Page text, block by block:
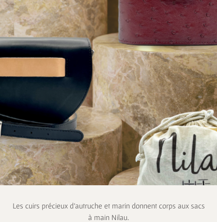
Les cuirs précieux d’autruche et marin donnent corps aux sacs
à main Nilau.